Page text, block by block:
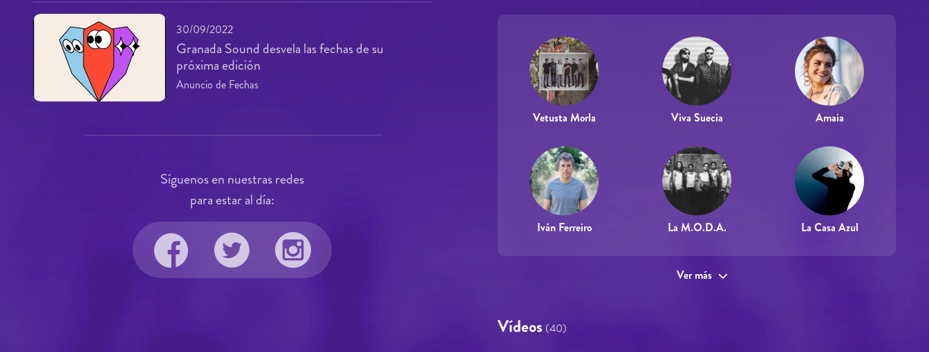
Vetusta Morla Viva Suecia Amaia
Iván Ferreiro La M.O.D.A. La Casa Azul
Ver más
Vídeos (40)
30/09/2022
Granada Sound desvela las fechas de su
próxima edición
Anuncio de Fechas
Síguenos en nuestras redes
para estar al día: